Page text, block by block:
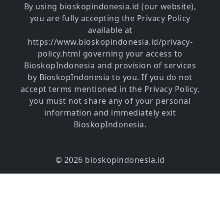
By using bioskopindonesia.id (our website),
you are fully accepting the Privacy Policy
available at
https://www.bioskopindonesia.id/privacy-
policy.html governing your access to
BioskopIndonesia and provision of services
by BioskopIndonesia to you. If you do not
accept terms mentioned in the Privacy Policy,
you must not share any of your personal
information and immediately exit
BioskopIndonesia.
© 2026 bioskopindonesia.id